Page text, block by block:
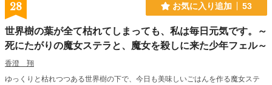
28 お気に入り追加 53
世界樹の葉が全て枯れてしまっても、私は毎日元気です。～
死にたがりの魔女ステラと、魔女を殺しに来た少年フェル～
香澄 翔
ゆっくりと枯れつつある世界樹の下で、今日も美味しいごはんを作る魔女ステ